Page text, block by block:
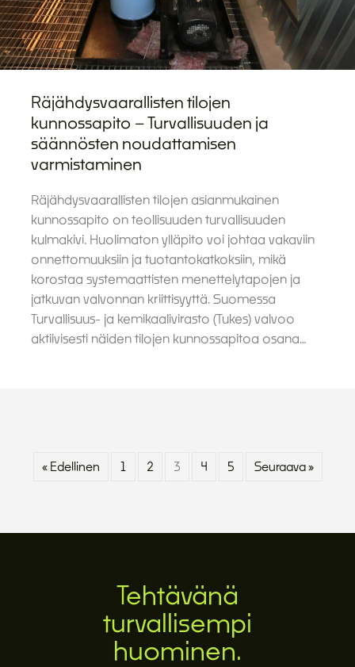
Räjähdysvaarallisten tilojen
kunnossapito – Turvallisuuden ja
säännösten noudattamisen
varmistaminen
Räjähdysvaarallisten tilojen asianmukainen
kunnossapito on teollisuuden turvallisuuden
kulmakivi. Huolimaton ylläpito voi johtaa vakaviin
onnettomuuksiin ja tuotantokatkoksiin, mikä
korostaa systemaattisten menettelytapojen ja
jatkuvan valvonnan kriittisyyttä. Suomessa
Turvallisuus- ja kemikaalivirasto (Tukes) valvoo
aktiivisesti näiden tilojen kunnossapitoa osana…
« Edellinen 1 2 3 4 5 Seuraava »
Tehtävänä
turvallisempi
huominen.